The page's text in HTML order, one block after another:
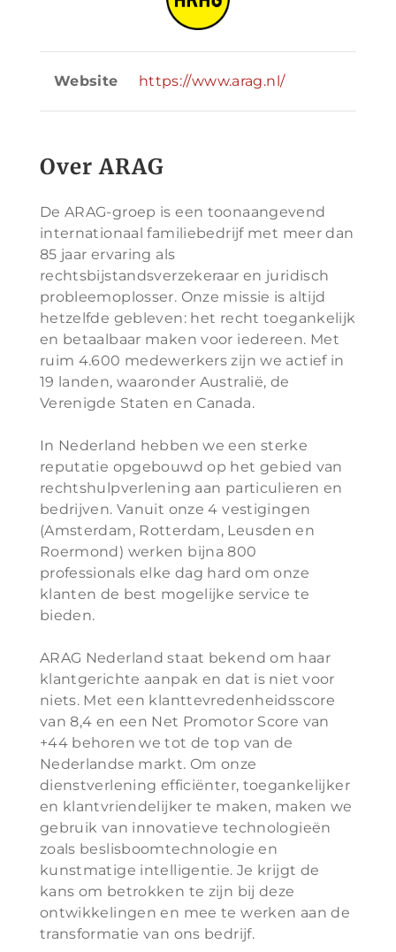
Website https://www.arag.nl/
Over ARAG
De ARAG-groep is een toonaangevend
internationaal familiebedrijf met meer dan
85 jaar ervaring als
rechtsbijstandsverzekeraar en juridisch
probleemoplosser. Onze missie is altijd
hetzelfde gebleven: het recht toegankelijk
en betaalbaar maken voor iedereen. Met
ruim 4.600 medewerkers zijn we actief in
19 landen, waaronder Australië, de
Verenigde Staten en Canada.
In Nederland hebben we een sterke
reputatie opgebouwd op het gebied van
rechtshulpverlening aan particulieren en
bedrijven. Vanuit onze 4 vestigingen
(Amsterdam, Rotterdam, Leusden en
Roermond) werken bijna 800
professionals elke dag hard om onze
klanten de best mogelijke service te
bieden.
ARAG Nederland staat bekend om haar
klantgerichte aanpak en dat is niet voor
niets. Met een klanttevredenheidsscore
van 8,4 en een Net Promotor Score van
+44 behoren we tot de top van de
Nederlandse markt. Om onze
dienstverlening efficiënter, toegankelijker
en klantvriendelijker te maken, maken we
gebruik van innovatieve technologieën
zoals beslisboomtechnologie en
kunstmatige intelligentie. Je krijgt de
kans om betrokken te zijn bij deze
ontwikkelingen en mee te werken aan de
transformatie van ons bedrijf.